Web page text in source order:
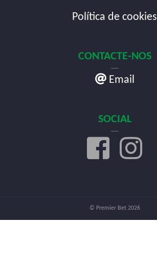
Política de cookies
CONTACTE-NOS
Email
SOCIAL
© Premier Bet 2026